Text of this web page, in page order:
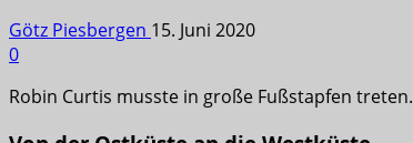
Götz Piesbergen 15. Juni 2020
0
Robin Curtis musste in große Fußstapfen treten.